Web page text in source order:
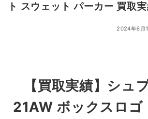
ト スウェット パーカー 買取
2024年6月
【買取実績】シュ
21AW ボックスロゴ